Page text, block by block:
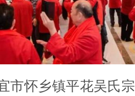
怀乡镇平花吴氏宗